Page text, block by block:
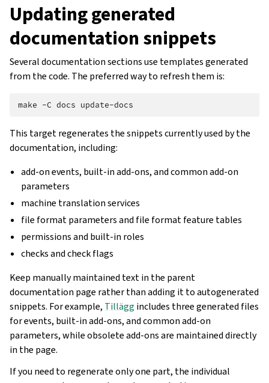
Updating generated
documentation snippets
Several documentation sections use templates generated
from the code. The preferred way to refresh them is:
make -C docs
This target regenerates the snippets currently used by the
documentation, including:
add-on events, built-in add-ons, and common add-on
parameters
machine translation services
file format parameters and file format feature tables
permissions and built-in roles
checks and check flags
Keep manually maintained text in the parent
documentation page rather than adding it to autogenerated
snippets. For example, Tillägg includes three generated files
for events, built-in add-ons, and common add-on
parameters, while obsolete add-ons are maintained directly
in the page.
If you need to regenerate only one part, the individual